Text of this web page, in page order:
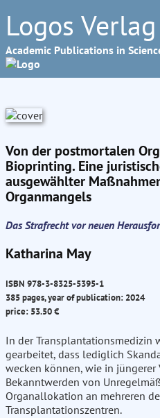
Logos
Academic Publications in
Von der postmortalen
Bioprinting. Eine
ausgewählter
Organmangels
Das Strafrecht vor neuen
Katharina May
ISBN 978-3-8325-5395-1
385 pages, year of publication: 2024
price: 53.50 €
In der Transplantationsmedizin
gearbeitet, dass lediglich
wecken können, wie in jüngerer
Bekanntwerden von
Organallokation an mehreren
Transplantationszentren.